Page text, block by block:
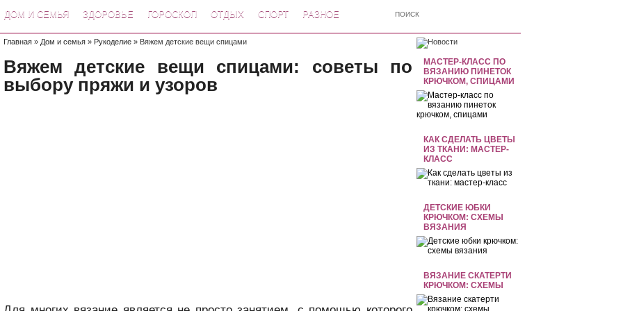
ДОМ И СЕМЬЯ ЗДОРОВЬЕ ГОРОСКОП ОТДЫХ СПОРТ РАЗНОЕ
МАСТЕР-КЛАСС ПО
ВЯЗАНИЮ ПИНЕТОК
КРЮЧКОМ, СПИЦАМИ
КАК СДЕЛАТЬ ЦВЕТЫ
ИЗ ТКАНИ: МАСТЕР-
КЛАСС
ДЕТСКИЕ ЮБКИ
КРЮЧКОМ: СХЕМЫ
ВЯЗАНИЯ
ВЯЗАНИЕ СКАТЕРТИ
КРЮЧКОМ: СХЕМЫ
Главная » Дом и семья » Рукоделие » Вяжем детские вещи спицами
Вяжем детские вещи спицами: советы по
выбору пряжи и узоров